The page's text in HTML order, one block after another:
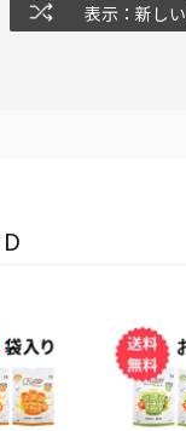
表示：新し